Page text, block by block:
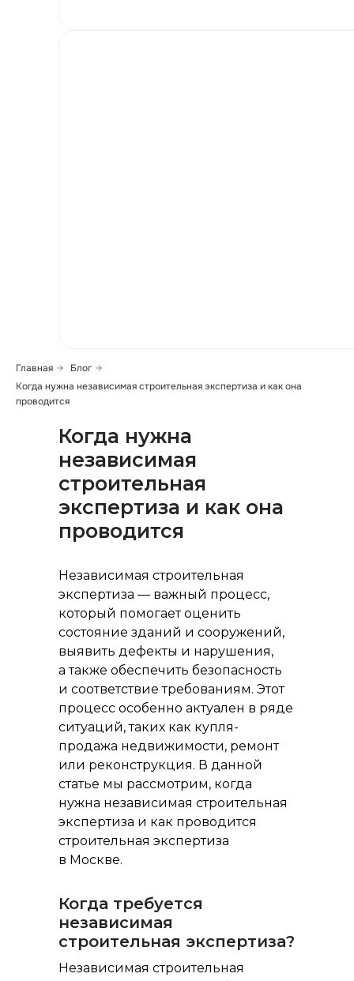
Главная → Блог →
Когда нужна независимая строительная экспертиза и как она
проводится
Когда нужна
независимая
строительная
экспертиза и как она
проводится
Независимая строительная
экспертиза — важный процесс,
который помогает оценить
состояние зданий и сооружений,
выявить дефекты и нарушения,
а также обеспечить безопасность
и соответствие требованиям. Этот
процесс особенно актуален в ряде
ситуаций, таких как купля-
продажа недвижимости, ремонт
или реконструкция. В данной
статье мы рассмотрим, когда
нужна независимая строительная
экспертиза и как проводится
строительная экспертиза
в Москве.
сообщение
Независимая строительная
Когда требуется
независимая
строительная экспертиза?